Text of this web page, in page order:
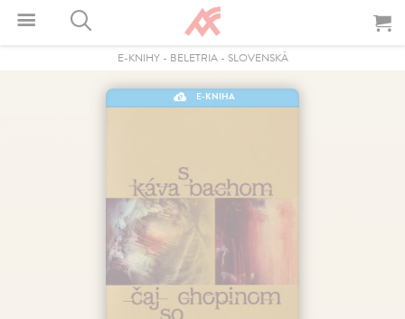
E-KNIHY- BELETRIA- SLOVENSKÁ
E-KNIHA